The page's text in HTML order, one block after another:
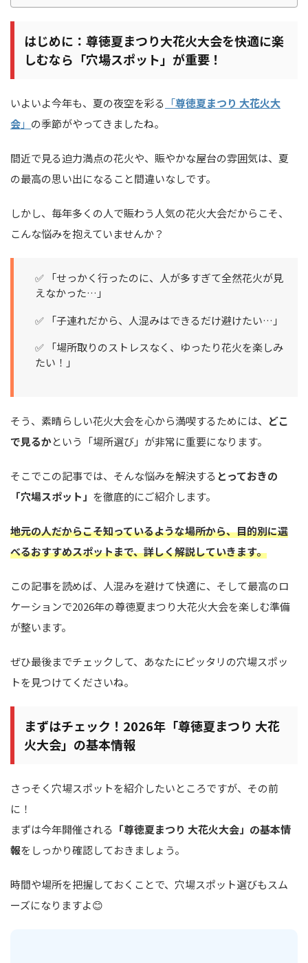
はじめに：尊徳夏まつり大花火大会を快適に楽
しむなら「穴場スポット」が重要！
いよいよ今年も、夏の夜空を彩る 「尊徳夏まつり 大花火大
会」 の季節がやってきましたね。
間近で見る迫力満点の花火や、賑やかな屋台の雰囲気は、夏
の最高の思い出になること間違いなしです。
しかし、毎年多くの人で賑わう人気の花火大会だからこそ、
こんな悩みを抱えていませんか？
✅ 「せっかく行ったのに、人が多すぎて全然花火が見
えなかった…」
✅ 「子連れだから、人混みはできるだけ避けたい…」
✅ 「場所取りのストレスなく、ゆったり花火を楽しみ
たい！」
そう、素晴らしい花火大会を心から満喫するためには、 どこ
で見るかという「場所選び」が非常に重要になります。
そこでこの記事では、そんな悩みを解決する とっておきの
「穴場スポット」 を徹底的にご紹介します。
地元の人だからこそ知っているような場所から、目的別に選
べるおすすめスポットまで、詳しく解説していきます。
この記事を読めば、人混みを避けて快適に、そして最高のロ
ケーションで2026年の尊徳夏まつり大花火大会を楽しむ準備
が整います。
ぜひ最後までチェックして、あなたにピッタリの穴場スポッ
トを見つけてくださいね。
まずはチェック！2026年「尊徳夏まつり 大花
火大会」の基本情報
さっそく穴場スポットを紹介したいところですが、その前
に！
まずは今年開催される 「尊徳夏まつり 大花火大会」の基本情
報をしっかり確認しておきましょう。
時間や場所を把握しておくことで、穴場スポット選びもスム
ーズになりますよ😊